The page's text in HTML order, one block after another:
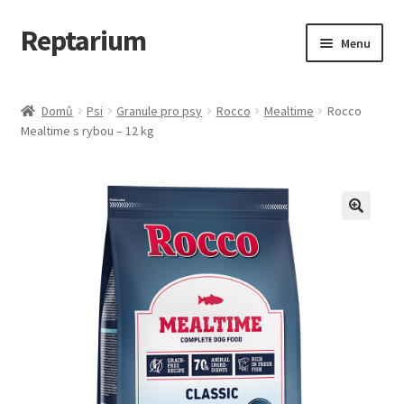
Přeskočit
na
Přejít
k
webu
Reptarium Menu
Košík
Malá zvířata — Klece, krmivo, vybavení
Vše pro kočky
Domů Psi Granule pro psy Rocco Mealtime
Rocco
Mealtime s rybou – 12 kg